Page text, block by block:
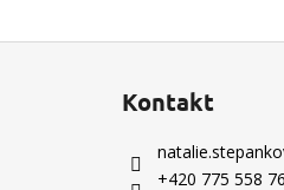
Kontakt
+420 775 558